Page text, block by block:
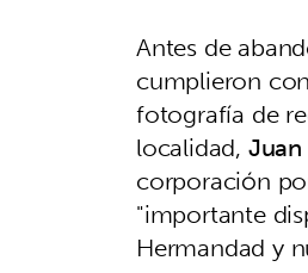
Antes de
cumplieron
fotografía de
localidad,
corporación
"importante
Hermandad y